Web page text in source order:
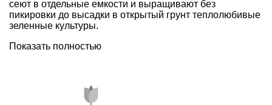
сеют в отдельные емкости и выращивают без
пикировки до высадки в открытый грунт теплолюбивые
зеленные культуры.
Показать полностью